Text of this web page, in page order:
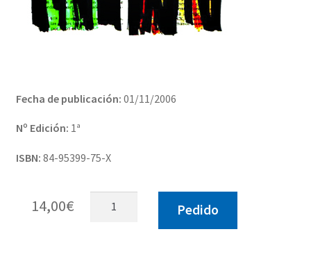
Fecha de publicación: 01/11/2006
Nº Edición: 1ª
ISBN: 84-95399-75-X
14,00€ Pedido